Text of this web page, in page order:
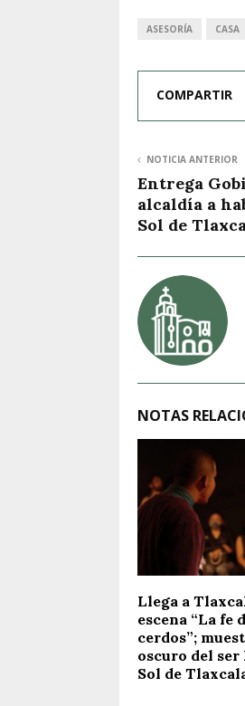
ASESORÍA CASA
COMPARTIR
NOTICIA ANTERIOR
Entrega
alcaldía a
Sol de
NOTAS
Llega a
escena “La fe
cerdos”;
oscuro del ser
Sol de